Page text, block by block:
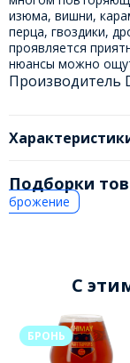
изюма, вишни,
перца, гвоздики,
проявляется
нюансы можно
Производитель
Подборки
брожение
C
БРОНЬ